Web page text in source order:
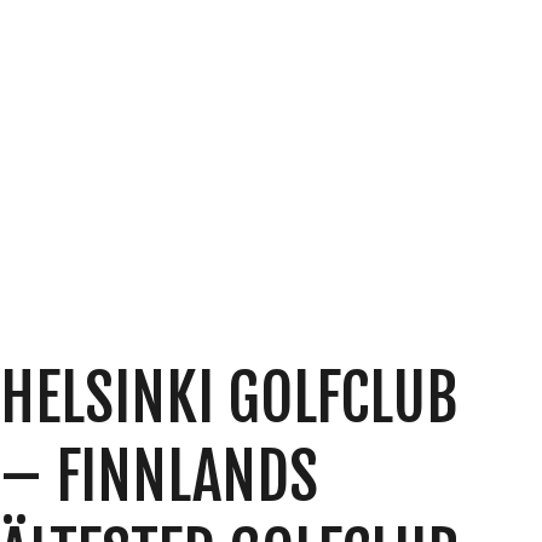
HELSINKI GOLFCLUB
– FINNLANDS